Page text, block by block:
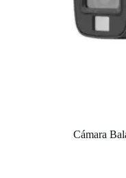
Cámara